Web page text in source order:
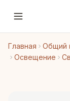
Главная Общий
Освещение